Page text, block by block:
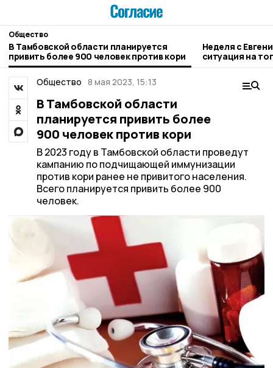
Общество
В Тамбовской области планируется
привить более 900 человек против кори
Неделя с
ситуация на
городе и
Общество 8 мая 2023, 15:13
В Тамбовской области
планируется привить более
900 человек против кори
В 2023 году в Тамбовской области проведут
кампанию по подчищающей иммунизации
против кори ранее не привитого населения.
Всего планируется привить более 900
человек.